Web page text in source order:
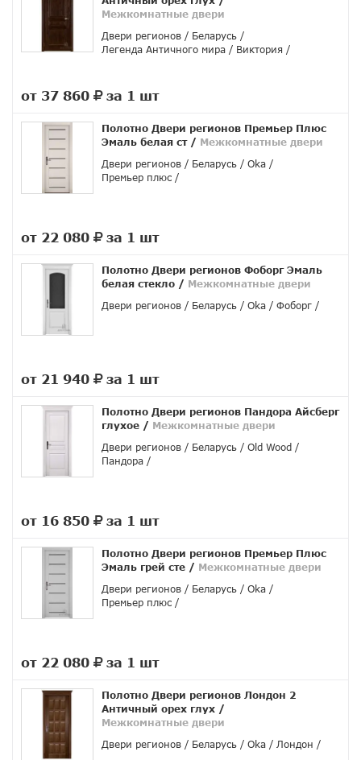
Межкомнатные двери
Двери регионов
Беларусь
Легенда Античного мира
Виктория
от 37 860
за 1 шт
Полотно Двери регионов Премьер Плюс
Эмаль белая ст/ Межкомнатные двери
Двери регионов
Беларусь
Oka
Премьер плюс
от 22 080
за 1 шт
Полотно Двери регионов Фоборг Эмаль
белая стекло / Межкомнатные двери
Двери регионов
Беларусь Oka Фоборг
от 21 940
за 1 шт
Полотно Двери регионов Пандора Айсберг
глухое / Межкомнатные двери
Двери регионов
Беларусь
Old Wood
Пандора
от 16 850
за 1 шт
Полотно Двери регионов Премьер Плюс
Эмаль грей сте / Межкомнатные двери
Двери регионов
Беларусь
Oka
Премьер плюс
от 22 080
за 1 шт
Полотно Двери регионов Лондон 2
Античный орех глух /
Межкомнатные двери
Двери регионов
Беларусь Oka Лондон